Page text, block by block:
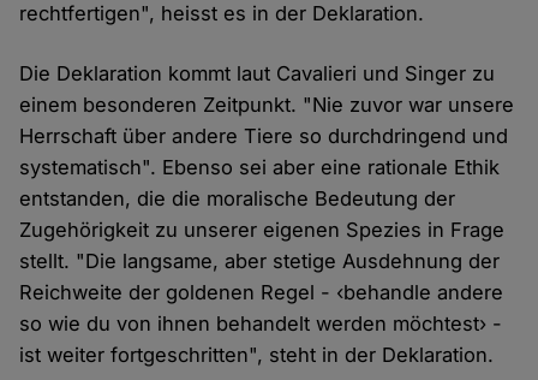
rechtfertigen", heisst es in der Deklaration.
Die Deklaration kommt laut Cavalieri und Singer zu
einem besonderen Zeitpunkt. "Nie zuvor war unsere
Herrschaft über andere Tiere so durchdringend und
systematisch". Ebenso sei aber eine rationale Ethik
entstanden, die die moralische Bedeutung der
Zugehörigkeit zu unserer eigenen Spezies in Frage
stellt. "Die langsame, aber stetige Ausdehnung der
Reichweite der goldenen Regel - ‹behandle andere
so wie du von ihnen behandelt werden möchtest› -
ist weiter fortgeschritten", steht in der Deklaration.